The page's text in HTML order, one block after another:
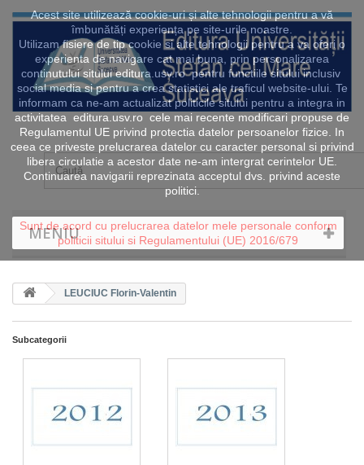
Acest site utilizează cookie-uri și alte tehnologii pentru a vă
îmbunătăți experiența pe site-urile noastre.
Utilizam fisiere de tip cookie si alte tehnologii pentru a va oferi o
experienta de navigare cat mai buna, prin personalizarea
continutului sitului editura.usv.ro pentru functiile sitului inclusiv
social media si pentru a crea statistici ale traficul website-ului. Te
informam ca ne-am actualizat politicile sitului pentru a integra in
activitatea editura.usv.ro cele mai recente modificari propuse de
Regulamentul UE privind protectia datelor persoanelor fizice. In
ceea ce priveste prelucrarea datelor cu caracter personal si privind
libera circulatie a acestor date ne-am intergrat cerintelor UE.
Continuarea navigarii reprezinata acceptul dvs. privind aceste
politici.
Sunt de acord cu prelucrarea datelor mele personale conform
politicii sitului si Regulamentului (UE) 2016/679
MENIU
LEUCIUC Florin-Valentin
Subcategorii